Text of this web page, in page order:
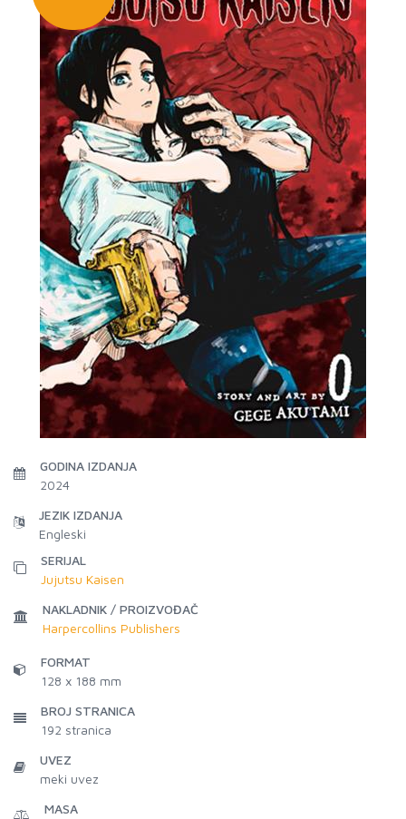
GODINA IZDANJA
2024
JEZIK IZDANJA
Engleski
SERIJAL
Jujutsu Kaisen
NAKLADNIK / PROIZVOĐAČ
Harpercollins Publishers
FORMAT
128 x 188 mm
BROJ STRANICA
192 stranica
UVEZ
meki uvez
MASA